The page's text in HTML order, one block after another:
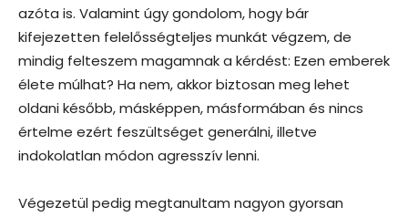
azóta is. Valamint úgy gondolom, hogy bár
kifejezetten felelősségteljes munkát végzem, de
mindig felteszem magamnak a kérdést: Ezen emberek
élete múlhat? Ha nem, akkor biztosan meg lehet
oldani később, másképpen, másformában és nincs
értelme ezért feszültséget generálni, illetve
indokolatlan módon agresszív lenni.
Végezetül pedig megtanultam nagyon gyorsan